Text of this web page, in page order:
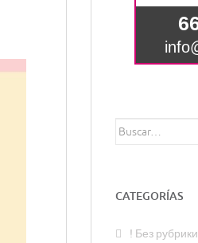
Buscar:
CATEGORÍAS
! Без рубрики